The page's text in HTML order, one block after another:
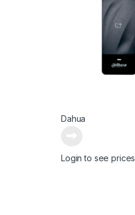
Dahua
Login to see prices